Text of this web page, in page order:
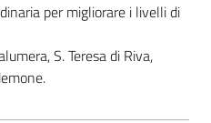
per migliorare i livelli di
S. Teresa di Riva,